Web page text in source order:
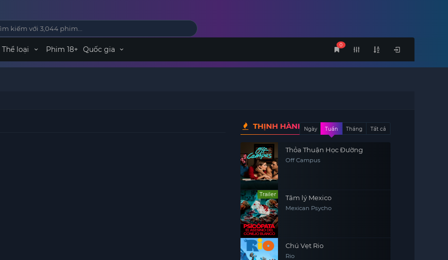
0
Thể loại Phim 18+ Quốc gia
THỊNH HÀNHNgày Tuần Tháng Tất cả
Thỏa Thuận Học Đường
Off Campus
Trailer Tâm lý Mexico
Mexican Psycho
Chú Vẹt Rio
Rio